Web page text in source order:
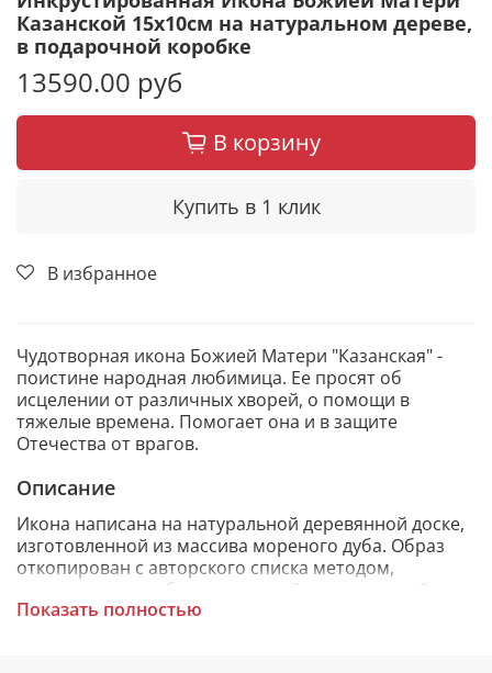
Казанской 15х10см на натуральном дереве,
в подарочной коробке
13590.00 руб
В корзину
Купить в 1 клик
В избранное
Чудотворная икона Божией Матери "Казанская" -
поистине народная любимица. Ее просят об
исцелении от различных хворей, о помощи в
тяжелые времена. Помогает она и в защите
Отечества от врагов.
Описание
Икона написана на натуральной деревянной доске,
изготовленной из массива мореного дуба. Образ
откопирован с авторского списка методом,
получившим одобрение русской православной
церкви.
Показать полностью